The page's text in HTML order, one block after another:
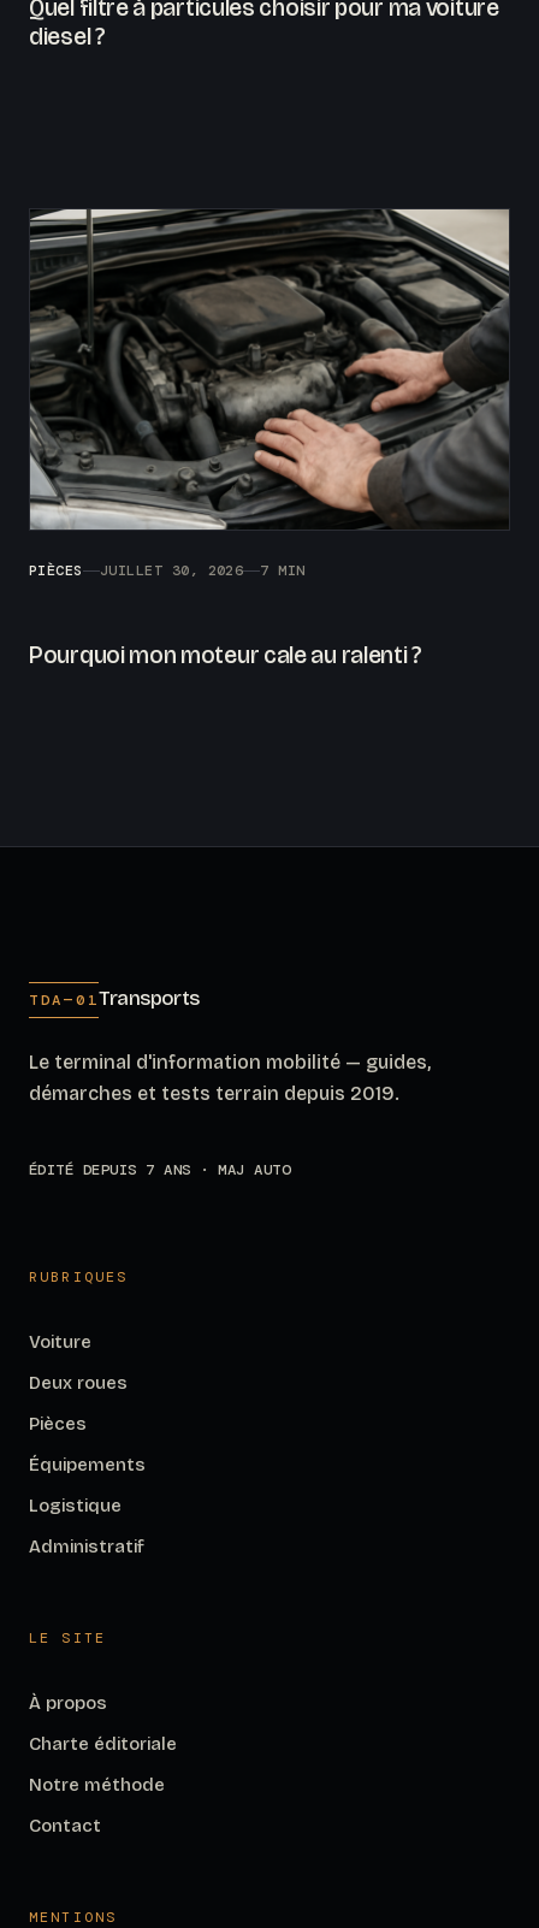
Quel filtre à particules choisir pour ma voiture
diesel ?
PIÈCES JUILLET 30, 2026 7 MIN
Pourquoi mon moteur cale au ralenti ?
TDA—01Transports
Le terminal d'information mobilité — guides,
démarches et tests terrain depuis 2019.
ÉDITÉ DEPUIS 7 ANS · MAJ AUTO
RUBRIQUES
Voiture
Deux roues
Pièces
Équipements
Logistique
Administratif
LE SITE
À propos
Charte éditoriale
Notre méthode
Contact
MENTIONS